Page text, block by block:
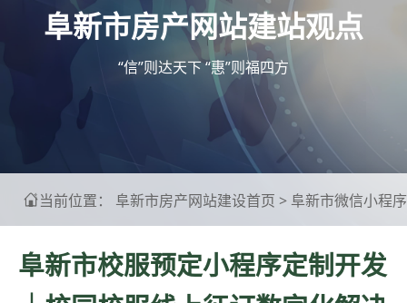
阜新市房产网站建站观点
“信”则达天下 “惠”则福四方
当前位置： 阜新市房产网站建设首页 > 阜新市微信小程序
阜新市校服预定小程序定制开发